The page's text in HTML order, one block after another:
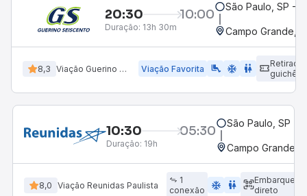
20:30 10:00
Duração: 13h 30m
São Paulo, SP -
Campo Grande,
8,3 Viação Guerino Seiscento Viação Favorita airline_seat_legroom_extra ac_unit wc
Retirada
guichê
10:30 05:30
Duração: 19h
São Paulo, SP -
Campo Grande,
8,0 Viação Reunidas Paulista
1
conexão
ac_unit wc
Embarque
direto